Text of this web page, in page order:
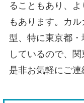
ることもあり、
もあります。カ
型、特に東京都
しているので、
是非お気軽にご連